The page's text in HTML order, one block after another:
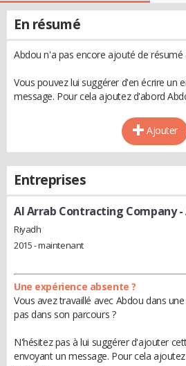
En résumé
Abdou n'a pas encore ajouté de résumé
Vous pouvez lui suggérer d'en écrire un
message. Pour cela ajoutez d'abord
Ajouter
Entreprises
Al Arrab Contracting Company-
Riyadh
2015 - maintenant
Une expérience absente ?
Vous avez travaillé avec Abdou dans
pas dans son parcours ?
N'hésitez pas à lui suggérer d'ajouter
envoyant un message. Pour cela